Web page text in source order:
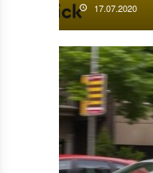
17.07.2020